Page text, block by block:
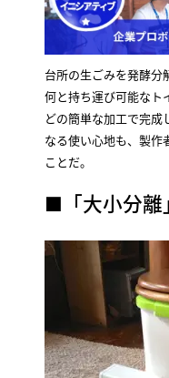
台所の生ごみを発酵分
何と持ち運び可能な
どの簡単な加工で完成
なる使い心地も、製作
ことだ。
■「大小分離